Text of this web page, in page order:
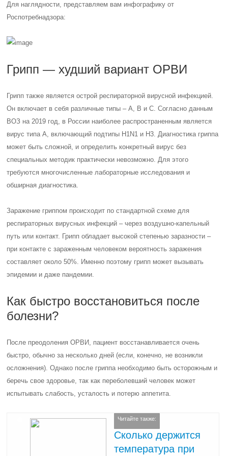
Для наглядности, представляем вам инфографику от
Роспотребнадзора:
Грипп — худший вариант ОРВИ
Грипп также является острой респираторной вирусной инфекцией.
Он включает в себя различные типы – A, B и С. Согласно данным
ВОЗ на 2019 год, в России наиболее распространенным является
вирус типа А, включающий подтипы H1N1 и H3. Диагностика гриппа
может быть сложной, и определить конкретный вирус без
специальных методик практически невозможно. Для этого
требуются многочисленные лабораторные исследования и
обширная диагностика.
Заражение гриппом происходит по стандартной схеме для
респираторных вирусных инфекций – через воздушно-капельный
путь или контакт. Грипп обладает высокой степенью заразности –
при контакте с зараженным человеком вероятность заражения
составляет около 50%. Именно поэтому грипп может вызывать
эпидемии и даже пандемии.
Как быстро восстановиться после
болезни?
После преодоления ОРВИ, пациент восстанавливается очень
быстро, обычно за несколько дней (если, конечно, не возникли
осложнения). Однако после гриппа необходимо быть осторожным и
беречь свое здоровье, так как переболевший человек может
испытывать слабость, усталость и потерю аппетита.
Читайте также:
Сколько держится
температура при